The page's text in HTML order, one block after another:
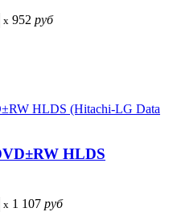
x 952 руб
HLDS
x 1 107 руб